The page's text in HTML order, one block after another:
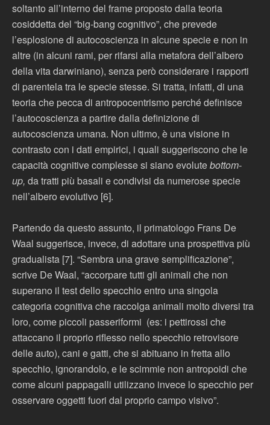
soltanto all’interno del frame proposto dalla teoria
cosiddetta del “big-bang cognitivo”, che prevede
l’esplosione di autocoscienza in alcune specie e non in
altre (in alcuni rami, per rifarsi alla metafora dell’albero
della vita darwiniano), senza però considerare i rapporti
di parentela tra le specie stesse. Si tratta, infatti, di una
teoria che pecca di antropocentrismo perché definisce
l’autocoscienza a partire dalla definizione di
autocoscienza umana. Non ultimo, è una visione in
contrasto con i dati empirici, i quali suggeriscono che le
capacità cognitive complesse si siano evolutebottom-
up, da tratti più basali e condivisi da numerose specie
nell’albero evolutivo [6].
Partendo da questo assunto, il primatologo Frans De
Waal suggerisce, invece, di adottare una prospettiva più
gradualista [7]. “Sembra una grave semplificazione”,
scrive De Waal, “accorpare tutti gli animali che non
superano il test dello specchio entro una singola
categoria cognitiva che raccolga animali molto diversi tra
loro, come piccoli passeriformi (es: i pettirossi che
attaccano il proprio riflesso nello specchio retrovisore
delle auto), cani e gatti, che si abituano in fretta allo
specchio, ignorandolo, e le scimmie non antropoidi che
come alcuni pappagalli utilizzano invece lo specchio per
osservare oggetti fuori dal proprio campo visivo”.